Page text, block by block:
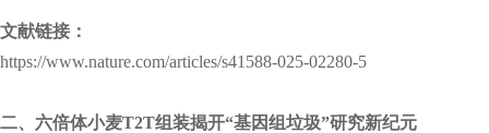
文献链接：
https://www.nature.com/articles/s41588-025-02280-5
二、六倍体小麦T2T组装揭开“基因组垃圾”研究新纪元